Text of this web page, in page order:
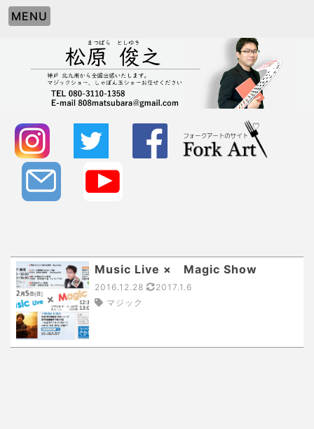
MENU
Music Live × Magic Show
2016.12.28
2017.1.6
マジック